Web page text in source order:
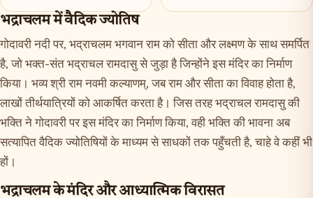
भद्राचलम में वैदिक ज्योतिष
गोदावरी नदी पर, भद्राचलम भगवान राम को सीता और लक्ष्मण के साथ समर्पित
है, जो भक्त-संत भद्राचल रामदासु से जुड़ा है जिन्होंने इस मंदिर का निर्माण
किया। भव्य श्री राम नवमी कल्याणम्, जब राम और सीता का विवाह होता है,
लाखों तीर्थयात्रियों को आकर्षित करता है। जिस तरह भद्राचल रामदासु की
भक्ति ने गोदावरी पर इस मंदिर का निर्माण किया, वही भक्ति की भावना अब
सत्यापित वैदिक ज्योतिषियों के माध्यम से साधकों तक पहुँचती है, चाहे वे कहीं भी
हों।
भद्राचलम के मंदिर और आध्यात्मिक विरासत